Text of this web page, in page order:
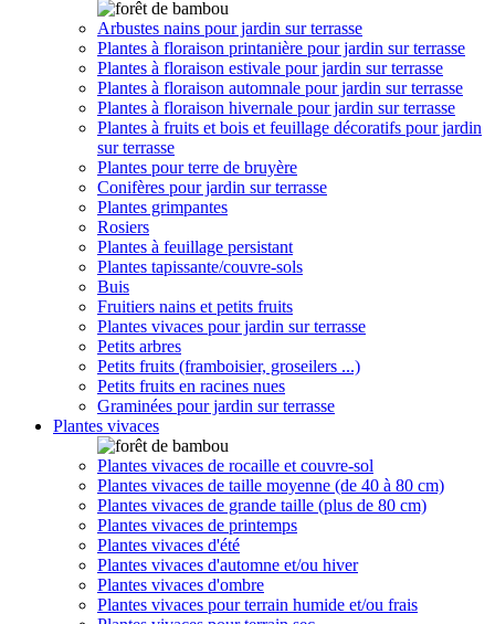
Arbustes nains pour jardin sur terrasse
Plantes à floraison printanière pour jardin sur terrasse
Plantes à floraison estivale pour jardin sur terrasse
Plantes à floraison automnale pour jardin sur terrasse
Plantes à floraison hivernale pour jardin sur terrasse
Plantes à fruits et bois et feuillage décoratifs pour jardin
sur terrasse
Plantes pour terre de bruyère
Conifères pour jardin sur terrasse
Plantes grimpantes
Rosiers
Plantes à feuillage persistant
Plantes tapissante/couvre-sols
Buis
Fruitiers nains et petits fruits
Plantes vivaces pour jardin sur terrasse
Petits arbres
Petits fruits (framboisier, groseilers ...)
Petits fruits en racines nues
Graminées pour jardin sur terrasse
Plantes vivaces
Plantes vivaces de rocaille et couvre-sol
Plantes vivaces de taille moyenne (de 40 à 80 cm)
Plantes vivaces de grande taille (plus de 80 cm)
Plantes vivaces de printemps
Plantes vivaces d'été
Plantes vivaces d'automne et/ou hiver
Plantes vivaces d'ombre
Plantes vivaces pour terrain humide et/ou frais